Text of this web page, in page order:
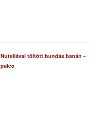
Nutellával töltött bundás banán –
paleo